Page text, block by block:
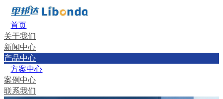
首页
关于我们
新闻中心
产品中心
方案中心
案例中心
联系我们